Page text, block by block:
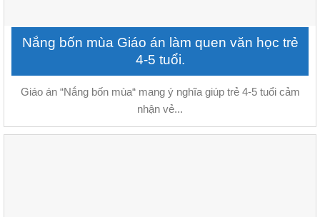
Nắng bốn mùa Giáo án làm quen văn học trẻ
4-5 tuổi.
Giáo án “Nắng bốn mùa“ mang ý nghĩa giúp trẻ 4-5 tuổi cảm
nhận vẻ...